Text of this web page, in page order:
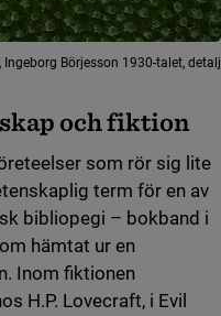
Ingeborg Börjesson 1930-talet, detalj
och fiktion
som rör sig lite
term för en av
bibliopegi – bokband i
hämtat ur en
Inom fiktionen
H.P. Lovecraft, i Evil